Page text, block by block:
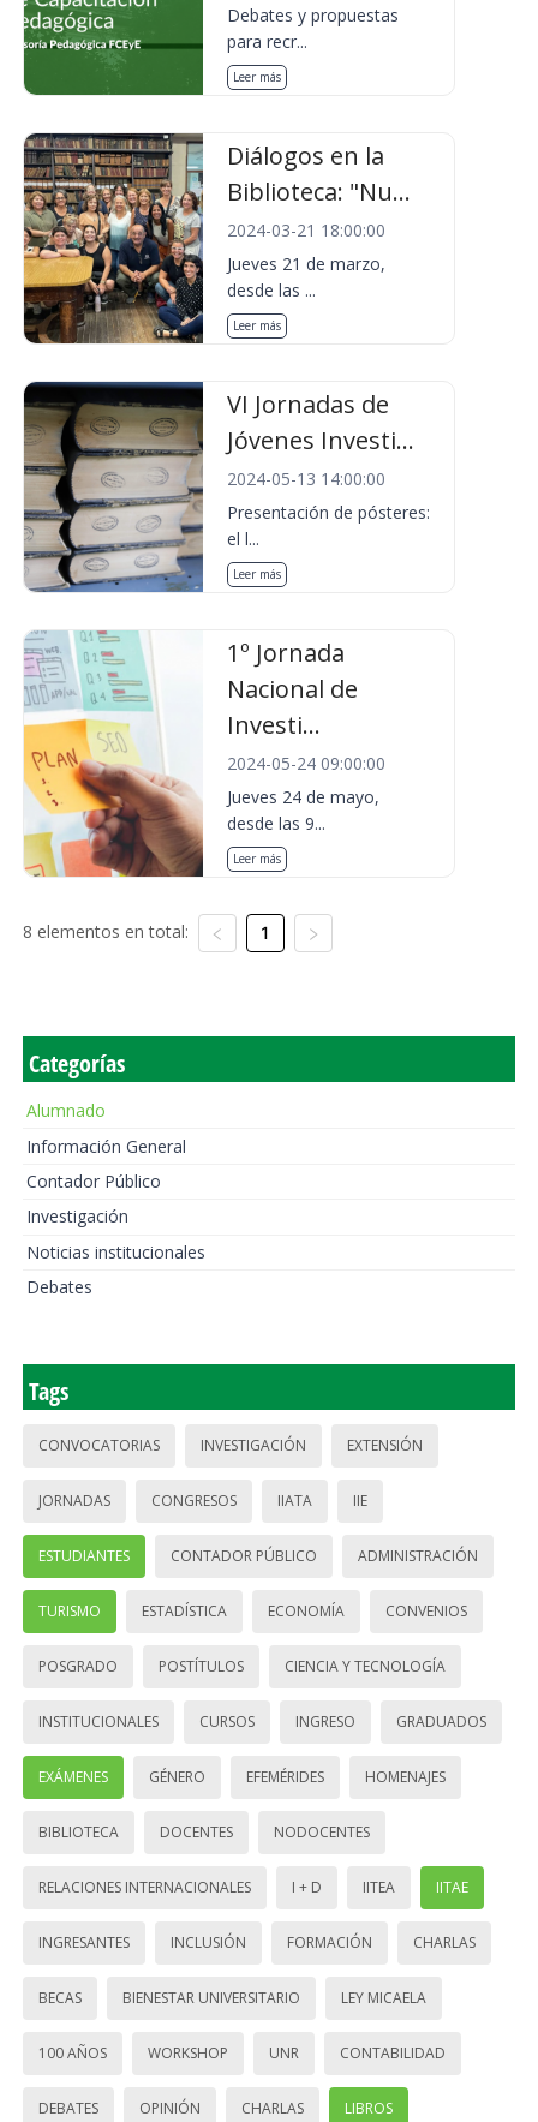
Debates y propuestas
para recr...
Leer más
Diálogos en la
Biblioteca: "Nu...
2024-03-21 18:00:00
Jueves 21 de marzo,
desde las ...
Leer más
VI Jornadas de
Jóvenes Investi...
2024-05-13 14:00:00
Presentación de pósteres:
el l...
Leer más
1º Jornada
Nacional de
Investi...
2024-05-24 09:00:00
Jueves 24 de mayo,
desde las 9...
Leer más
8 elementos en total: 1
Categorías
Alumnado
Información General
Contador Público
Investigación
Noticias institucionales
Debates
Tags
CONVOCATORIAS INVESTIGACIÓN EXTENSIÓN
JORNADAS CONGRESOS IIATA IIE
ESTUDIANTES CONTADOR PÚBLICO ADMINISTRACIÓN
TURISMO ESTADÍSTICA ECONOMÍA CONVENIOS
POSGRADO POSTÍTULOS CIENCIA Y TECNOLOGÍA
INSTITUCIONALES CURSOS INGRESO GRADUADOS
EXÁMENES GÉNERO EFEMÉRIDES HOMENAJES
BIBLIOTECA DOCENTES NODOCENTES
RELACIONES INTERNACIONALES I + D IITEA IITAE
INGRESANTES INCLUSIÓN FORMACIÓN CHARLAS
BECAS BIENESTAR UNIVERSITARIO LEY MICAELA
100 AÑOS WORKSHOP UNR CONTABILIDAD
DEBATES OPINIÓN CHARLAS LIBROS